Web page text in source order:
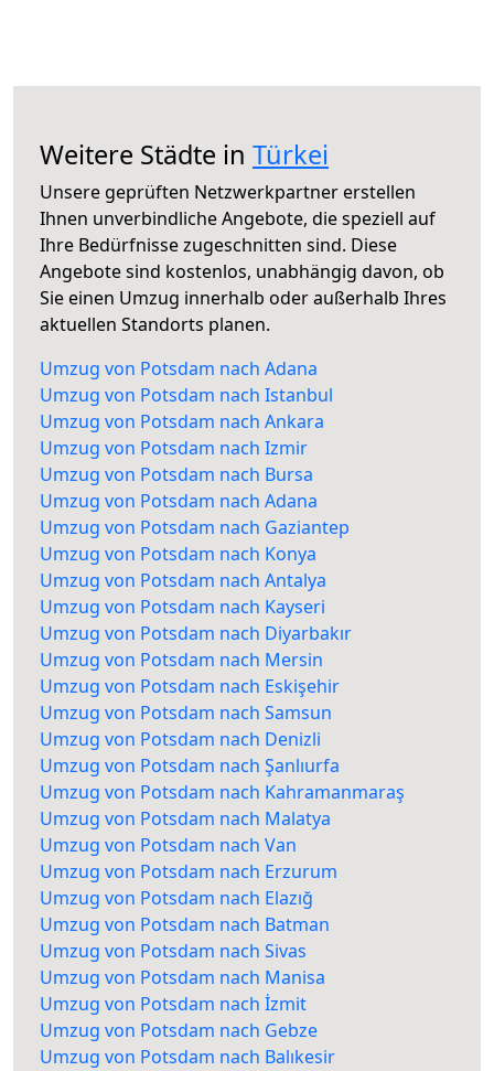
Weitere Städte in Türkei
Unsere geprüften Netzwerkpartner erstellen
Ihnen unverbindliche Angebote, die speziell auf
Ihre Bedürfnisse zugeschnitten sind. Diese
Angebote sind kostenlos, unabhängig davon, ob
Sie einen Umzug innerhalb oder außerhalb Ihres
aktuellen Standorts planen.
Umzug von Potsdam nach Adana
Umzug von Potsdam nach Istanbul
Umzug von Potsdam nach Ankara
Umzug von Potsdam nach Izmir
Umzug von Potsdam nach Bursa
Umzug von Potsdam nach Adana
Umzug von Potsdam nach Gaziantep
Umzug von Potsdam nach Konya
Umzug von Potsdam nach Antalya
Umzug von Potsdam nach Kayseri
Umzug von Potsdam nach Diyarbakır
Umzug von Potsdam nach Mersin
Umzug von Potsdam nach Eskişehir
Umzug von Potsdam nach Samsun
Umzug von Potsdam nach Denizli
Umzug von Potsdam nach Şanlıurfa
Umzug von Potsdam nach Kahramanmaraş
Umzug von Potsdam nach Malatya
Umzug von Potsdam nach Van
Umzug von Potsdam nach Erzurum
Umzug von Potsdam nach Elazığ
Umzug von Potsdam nach Batman
Umzug von Potsdam nach Sivas
Umzug von Potsdam nach Manisa
Umzug von Potsdam nach İzmit
Umzug von Potsdam nach Gebze
Umzug von Potsdam nach Balıkesir